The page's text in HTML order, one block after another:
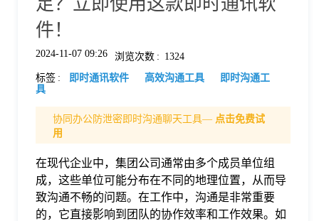
价
格
件！
2024-11-07 09:26 浏览次数 : 1324
标签 : 即时通讯软件 高效沟通工具
即时沟通工
具
协同办公防泄密即时沟通聊天工具— 点击免费试
用
在现代企业中，集团公司通常由多个成员单位组
成，这些单位可能分布在不同的地理位置，从而导
致沟通不畅的问题。在工作中，沟通是非常重要
的，它直接影响到团队的协作效率和工作效果。如